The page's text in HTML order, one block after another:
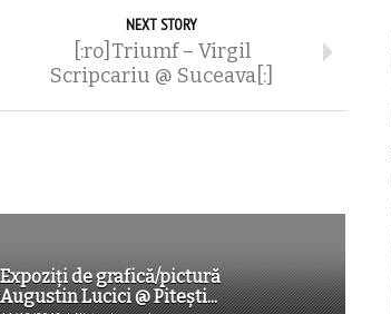
NEXT STORY
[:ro]Triumf – Virgil
Scripcariu @ Suceava[:]
Expoziți de grafică/pictură
Augustin Lucici @ Pitești...